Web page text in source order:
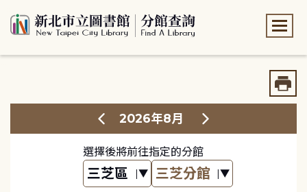
2026年8月
選擇後將前往指定的分館